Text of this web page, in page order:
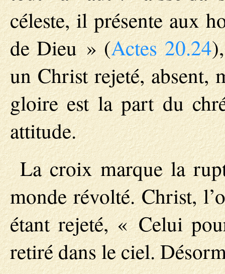
céleste, il présente aux
de Dieu » (Actes 20.24
un Christ rejeté,
gloire est la part du
attitude.
La croix marque la
monde révolté. Christ,
étant rejeté, « Celui
retiré dans le ciel.